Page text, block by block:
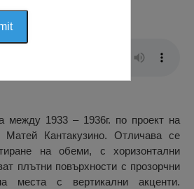
между 1933 – 1936г. по проект на
Матей Кантакузино. Отличава се
на обеми, с хоризонтални
плътни повърхности с прозорчни
места с вертикални акценти.